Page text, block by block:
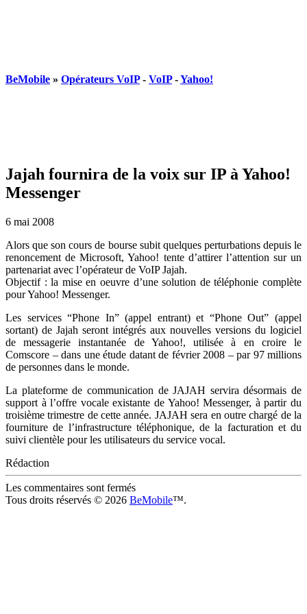
BeMobile » Opérateurs VoIP- VoIP-Yahoo!
Jajah fournira de la voix sur IP à Yahoo!
Messenger
6 mai 2008
Alors que son cours de bourse subit quelques perturbations depuis le
renoncement de Microsoft, Yahoo! tente d’attirer l’attention sur un
partenariat avec l’opérateur de VoIP Jajah.
Objectif : la mise en oeuvre d’une solution de téléphonie complète
pour Yahoo! Messenger.
Les services “Phone In” (appel entrant) et “Phone Out” (appel
sortant) de Jajah seront intégrés aux nouvelles versions du logiciel
de messagerie instantanée de Yahoo!, utilisée à en croire le
Comscore – dans une étude datant de février 2008 – par 97 millions
de personnes dans le monde.
La plateforme de communication de JAJAH servira désormais de
support à l’offre vocale existante de Yahoo! Messenger, à partir du
troisième trimestre de cette année. JAJAH sera en outre chargé de la
fourniture de l’infrastructure téléphonique, de la facturation et du
suivi clientèle pour les utilisateurs du service vocal.
Rédaction
Les commentaires sont fermés
Tous droits réservés © 2026 BeMobile™.